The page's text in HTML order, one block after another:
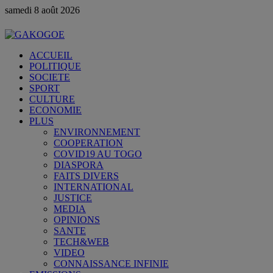
samedi 8 août 2026
ACCUEIL
POLITIQUE
SOCIETE
SPORT
CULTURE
ECONOMIE
PLUS
ENVIRONNEMENT
COOPERATION
COVID19 AU TOGO
DIASPORA
FAITS DIVERS
INTERNATIONAL
JUSTICE
MEDIA
OPINIONS
SANTE
TECH&WEB
VIDEO
CONNAISSANCE INFINIE